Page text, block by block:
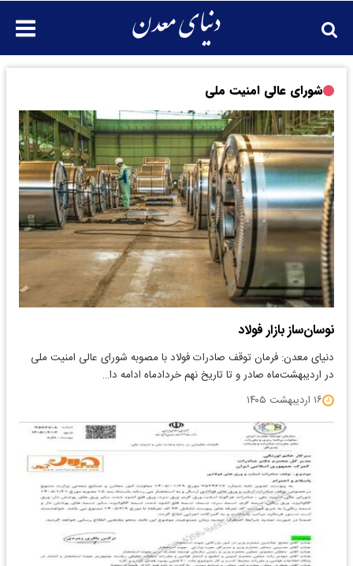
شورای عالی امنیت ملی
نوسان‌ساز بازار فولاد
دنیای معدن: فرمان توقف صادرات فولاد با مصوبه شورای عالی امنیت ملی
در اردیبهشت‌ماه صادر و تا تاریخ نهم خردادماه ادامه دا…
۱۶ اردیبهشت ۱۴۰۵